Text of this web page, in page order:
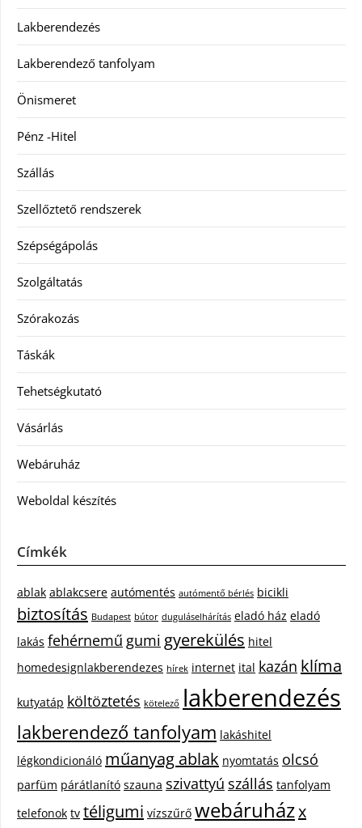
Lakberendezés
Lakberendező tanfolyam
Önismeret
Pénz -Hitel
Szállás
Szellőztető rendszerek
Szépségápolás
Szolgáltatás
Szórakozás
Táskák
Tehetségkutató
Vásárlás
Webáruház
Weboldal készítés
Címkék
ablak ablakcsere autómentés autómentő bérlés bicikli
biztosítás Budapest bútor duguláselhárítás eladó ház eladó
lakás fehérnemű gumi gyerekülés hitel
homedesignlakberendezes hírek internet ital kazán klíma
kutyatáp költöztetés kötelező lakberendezés
lakberendező tanfolyam lakáshitel
légkondicionáló műanyag ablak nyomtatás olcsó
parfüm párátlanító szauna szivattyú szállás tanfolyam
telefonok tv téligumi vízszűrő webáruházx